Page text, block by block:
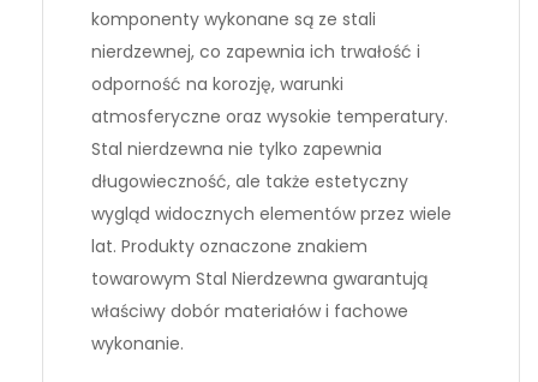
komponenty wykonane są ze stali
nierdzewnej, co zapewnia ich trwałość i
odporność na korozję, warunki
atmosferyczne oraz wysokie temperatury.
Stal nierdzewna nie tylko zapewnia
długowieczność, ale także estetyczny
wygląd widocznych elementów przez wiele
lat. Produkty oznaczone znakiem
towarowym Stal Nierdzewna gwarantują
właściwy dobór materiałów i fachowe
wykonanie.